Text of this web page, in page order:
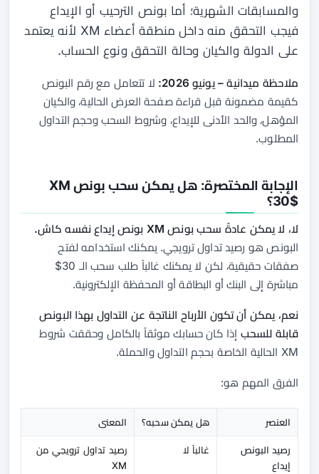
والمسابقات الشهرية؛ أما بونص الترحيب أو الإيداع
فيجب التحقق منه داخل منطقة أعضاء XM لأنه يعتمد
على الدولة والكيان وحالة التحقق ونوع الحساب.
ملاحظة ميدانية – يونيو 2026:
لا تتعامل مع رقم البونص
كقيمة مضمونة قبل قراءة صفحة العرض الحالية، والكيان
المؤهل، والحد الأدنى للإيداع، وشروط السحب وحجم التداول
المطلوب.
الإجابة المختصرة: هل يمكن سحب بونص XM
30$؟
لا، لا يمكن عادةً سحب بونص XM بونص إيداع نفسه كاش.
البونص هو رصيد تداول ترويجي. يمكنك استخدامه لفتح
صفقات حقيقية، لكن لا يمكنك غالباً طلب سحب الـ 30$
مباشرة إلى البنك أو البطاقة أو المحفظة الإلكترونية.
نعم، يمكن أن تكون الأرباح الناتجة عن التداول بهذا البونص
قابلة للسحب إذا كان حسابك موثقاً بالكامل وحققت شروط
XM الحالية الخاصة بحجم التداول والحملة.
الفرق المهم هو:
العنصر هل يمكن سحبه؟ المعنى
رصيد البونص
إيداع
غالباً لا
رصيد تداول ترويجي من
XM